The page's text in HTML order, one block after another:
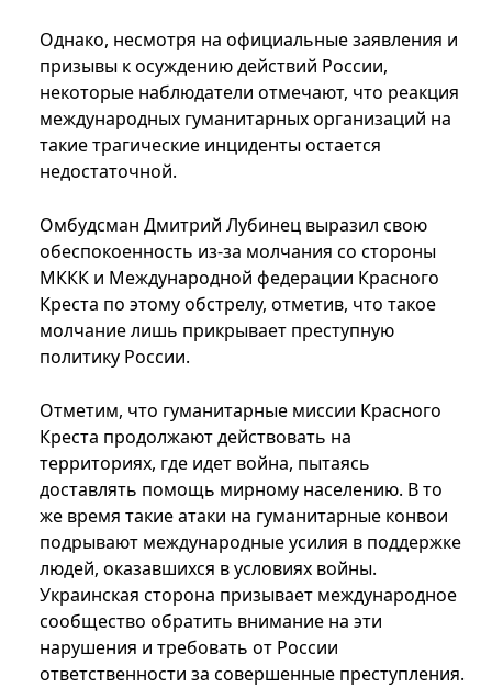
Однако, несмотря на официальные заявления и
призывы к осуждению действий России,
некоторые наблюдатели отмечают, что реакция
международных гуманитарных организаций на
такие трагические инциденты остается
недостаточной.
Омбудсман Дмитрий Лубинец выразил свою
обеспокоенность из-за молчания со стороны
МККК и Международной федерации Красного
Креста по этому обстрелу, отметив, что такое
молчание лишь прикрывает преступную
политику России.
Отметим, что гуманитарные миссии Красного
Креста продолжают действовать на
территориях, где идет война, пытаясь
доставлять помощь мирному населению. В то
же время такие атаки на гуманитарные конвои
подрывают международные усилия в поддержке
людей, оказавшихся в условиях войны.
Украинская сторона призывает международное
сообщество обратить внимание на эти
нарушения и требовать от России
ответственности за совершенные преступления.